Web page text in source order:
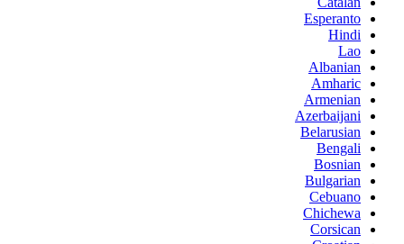
Esperanto
Hindi
Lao
Albanian
Amharic
Armenian
Azerbaijani
Belarusian
Bengali
Bosnian
Bulgarian
Cebuano
Chichewa
Corsican